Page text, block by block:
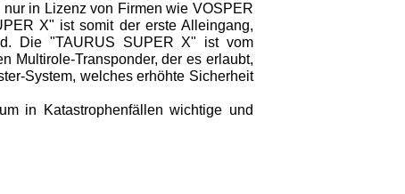
in Lizenz von Firmen wie VOSPER
X" ist somit der erste Alleingang,
Die "TAURUS SUPER X" ist vom
Multirole-Transponder, der es erlaubt,
System, welches erhöhte Sicherheit
in Katastrophenfällen wichtige und